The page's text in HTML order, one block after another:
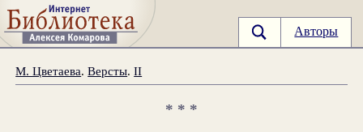
Авторы
М. Цветаева.Версты.II
* * *